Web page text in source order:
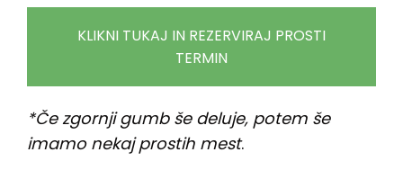
KLIKNI TUKAJ IN REZERVIRAJ PROSTI
TERMIN
*Če zgornji gumb še deluje, potem še
imamo nekaj prostih mest.